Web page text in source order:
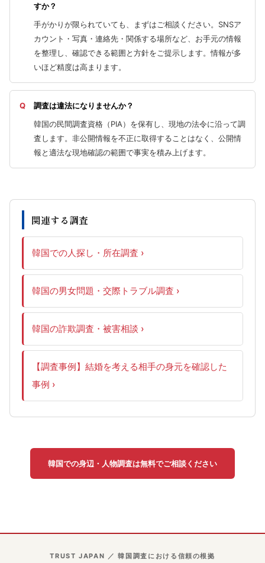
すか？
手がかりが限られていても、まずはご相談ください。SNSア
カウント・写真・連絡先・関係する場所など、お手元の情報
を整理し、確認できる範囲と方針をご提示します。情報が多
いほど精度は高まります。
調査は違法になりませんか？
韓国の民間調査資格（PIA）を保有し、現地の法令に沿って調
査します。非公開情報を不正に取得することはなく、公開情
報と適法な現地確認の範囲で事実を積み上げます。
関連する調査
韓国での人探し・所在調査
韓国の男女問題・交際トラブル調査
韓国の詐欺調査・被害相談
【調査事例】結婚を考える相手の身元を確認した
事例
韓国での身辺・人物調査は無料でご相談ください
TRUST JAPAN ／ 韓国調査における信頼の根拠